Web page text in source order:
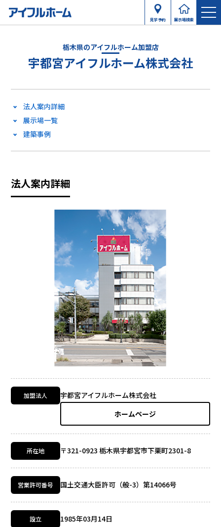
見学予約 展示場検索
栃木県のアイフルホーム加盟店
宇都宮アイフルホーム株式会社
法人案内詳細
展示場一覧
建築事例
法人案内詳細
加盟法人
宇都宮アイフルホーム株式会社
ホームページ
所在地 〒321-0923 栃木県宇都宮市下栗町2301-8
営業許可番号 国土交通大臣許可（般-3）第14066号
設立 1985年03月14日